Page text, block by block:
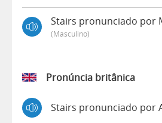
Stairs pronunciado por
(masculino)
Pronúncia britânica
Stairs pronunciado por